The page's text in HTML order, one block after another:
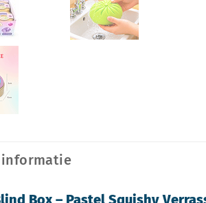
Box – Pastel Squishy